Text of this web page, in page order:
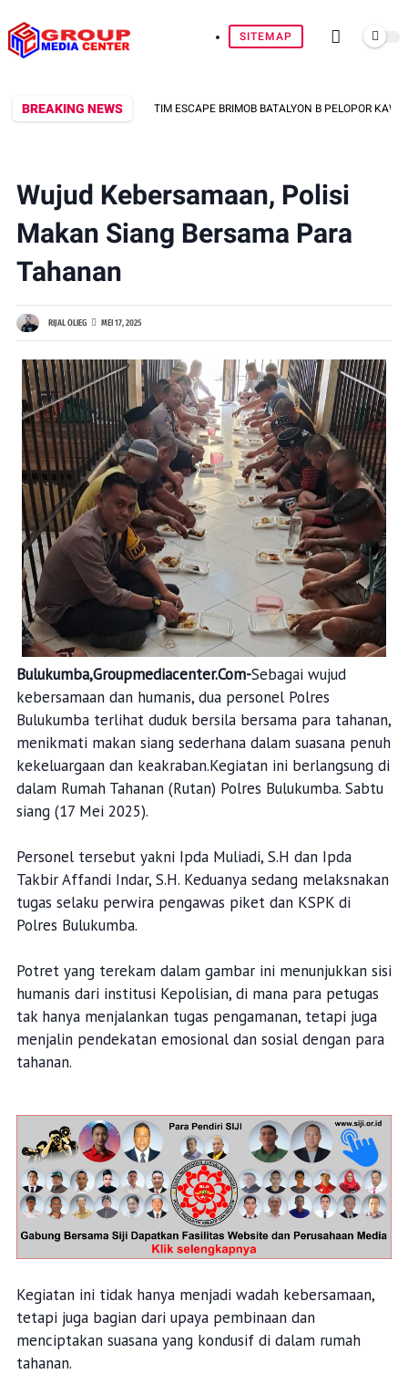
SITEMAP
BREAKING NEWSTIM ESCAPE BRIMOB BATALYON B PELOPOR KAWAL
Wujud Kebersamaan, Polisi
Makan Siang Bersama Para
Tahanan
RIJAL OLIEG MEI 17, 2025
Bulukumba,Groupmediacenter.Com-Sebagai wujud
kebersamaan dan humanis, dua personel Polres
Bulukumba terlihat duduk bersila bersama para tahanan,
menikmati makan siang sederhana dalam suasana penuh
kekeluargaan dan keakraban.Kegiatan ini berlangsung di
dalam Rumah Tahanan (Rutan) Polres Bulukumba. Sabtu
siang (17 Mei 2025).
Personel tersebut yakni Ipda Muliadi, S.H dan Ipda
Takbir Affandi Indar, S.H. Keduanya sedang melaksnakan
tugas selaku perwira pengawas piket dan KSPK di
Polres Bulukumba.
Potret yang terekam dalam gambar ini menunjukkan sisi
humanis dari institusi Kepolisian, di mana para petugas
tak hanya menjalankan tugas pengamanan, tetapi juga
menjalin pendekatan emosional dan sosial dengan para
tahanan.
Kegiatan ini tidak hanya menjadi wadah kebersamaan,
tetapi juga bagian dari upaya pembinaan dan
menciptakan suasana yang kondusif di dalam rumah
tahanan.